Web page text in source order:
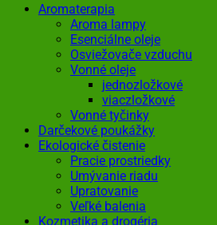
Aromaterapia
Aroma lampy
Esenciálne oleje
Osviežovače vzduchu
Vonné oleje
jednozložkové
viaczložkové
Vonné tyčinky
Darčekové poukážky
Ekologické čistenie
Pracie prostriedky
Umývanie riadu
Upratovanie
Veľké balenia
Kozmetika a drogéria